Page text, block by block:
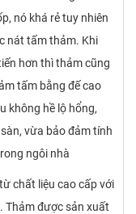
nó khá rẻ tuy nhiên
nát tấm thảm. Khi
hơn thì thảm cũng
tấm bằng đế cao
không hề lộ hổng,
vừa bảo đảm tính
ngôi nhà
chất liệu cao cấp với
Thảm được sản xuất